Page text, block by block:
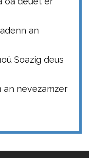
an
Soazig deus
an nevezamzer